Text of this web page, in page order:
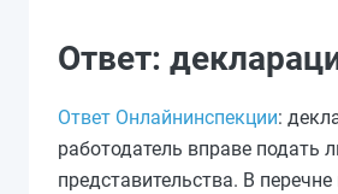
Ответ:
Ответ Онлайнинспекции:
работодатель вправе подать
представительства. В